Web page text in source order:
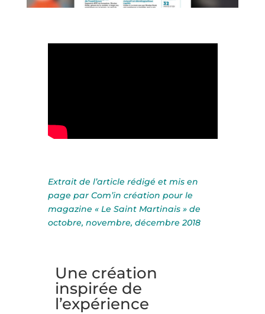
Extrait de l’article rédigé et mis en
page par Com’in création pour le
magazine « Le Saint Martinais » de
octobre, novembre, décembre 2018
Une création
inspirée de
l’expérience